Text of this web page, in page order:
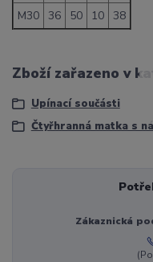
M30 36 50 10 38
Zboží zařazeno v
Upínací součásti
Čtyřhranná matka s
Zákaznická